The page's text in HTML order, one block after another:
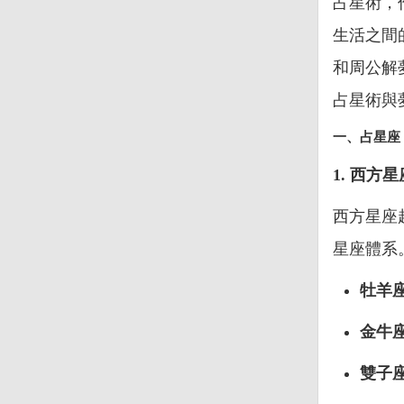
生活之間
和周公解
占星術與
一、占星
1. 西方
西方星座
星座體系
牡羊
金牛
雙子